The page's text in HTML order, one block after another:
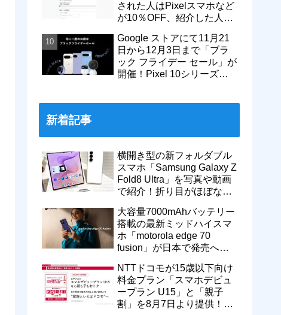
された人はPixelスマホなど
が10％OFF、紹介した人は
ト付与
Google ストアにて11月21
日から12月3日まで「ブラ
ック フライデー セール」が
開催！Pixel 10シリーズや
新着記事
横開き型の新フォルダブル
スマホ「Samsung Galaxy Z
Fold8 Ultra」を写真や動画
で紹介！折り目がほぼない
ト】
大容量7000mAhバッテリー
搭載の最新ミッドハイスマ
ホ「motorola edge 70
fusion」が日本で発売へ！
過
NTTドコモが15歳以下向け
料金プラン「スマホデビュ
ープラン U15」と「親子
割」を8月7日より提供！親